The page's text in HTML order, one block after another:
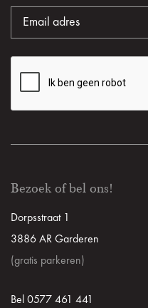
Bezoek of bel ons!
Dorpsstraat 1
3886 AR Garderen
(gratis parkeren)
Bel 0577 461 441